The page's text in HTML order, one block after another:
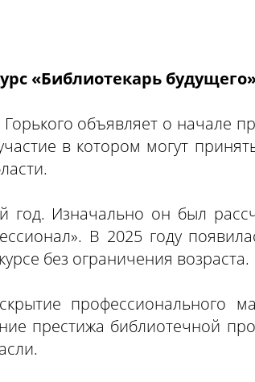
«Библиотекарь
объявляет о начале
в котором могут
год. Изначально он был
В 2025 году
без ограничения возраста.
профессионального
престижа библиотечной